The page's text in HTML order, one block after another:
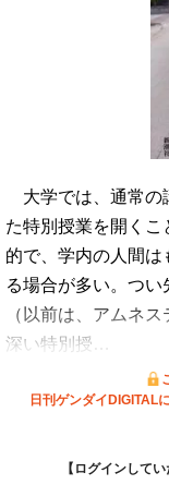
大学では、通常の
た特別授業を開く
的で、学内の人間は
る場合が多い。つ
（以前は、アムネ
深い特別授…
日刊ゲンダイDIGITAL
【ログインして